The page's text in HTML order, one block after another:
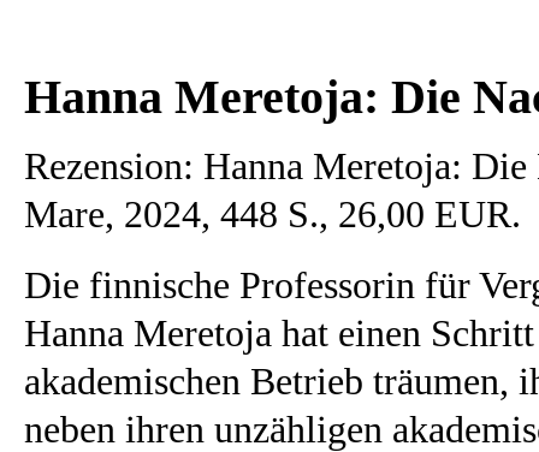
Hanna Meretoja: Die
Rezension: Hanna Meretoja:
Mare, 2024, 448 S., 26,00 EUR.
Die finnische Professorin für
Hanna Meretoja hat einen
akademischen Betrieb träumen,
neben ihren unzähligen